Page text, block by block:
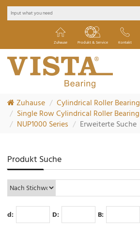
Zuhause Produkt & Service Kontakt
Zuhause
Cylindrical Roller Bearing
Single Row Cylindrical Roller Bearing
NUP1000 Series
Erweiterte Suche
Produkt Suche
d: D: B: